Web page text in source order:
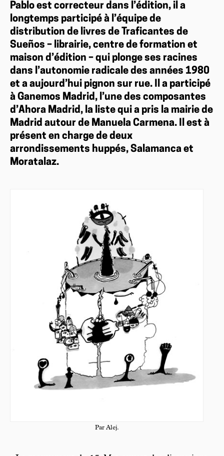
Pablo est correcteur dans l’édition, il a
longtemps participé à l’équipe de
distribution de livres de Traficantes de
Sueños – librairie, centre de formation et
maison d’édition – qui plonge ses racines
dans l’autonomie radicale des années 1980
et a aujourd’hui pignon sur rue. Il a participé
à Ganemos Madrid, l’une des composantes
d’Ahora Madrid, la liste qui a pris la mairie de
Madrid autour de Manuela Carmena. Il est à
présent en charge de deux
arrondissements huppés, Salamanca et
Moratalaz.
Par Alej.